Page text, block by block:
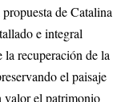
de Catalina
e integral
recuperación de la
el paisaje
valor el patrimonio